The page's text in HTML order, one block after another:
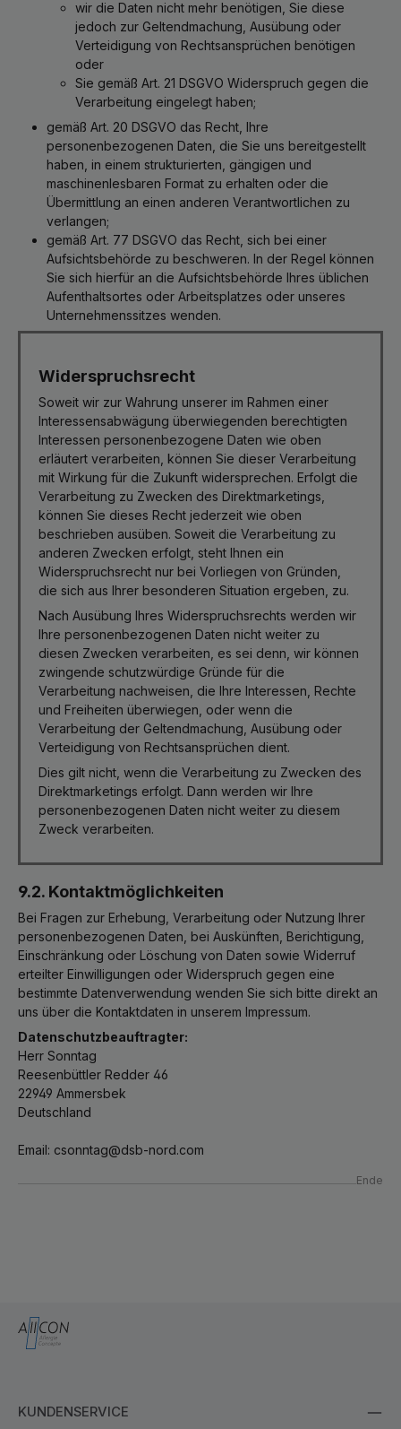
wir die Daten nicht mehr benötigen, Sie diese
jedoch zur Geltendmachung, Ausübung oder
Verteidigung von Rechtsansprüchen benötigen
oder
Sie gemäß Art. 21 DSGVO Widerspruch gegen die
Verarbeitung eingelegt haben;
gemäß Art. 20 DSGVO das Recht, Ihre
personenbezogenen Daten, die Sie uns bereitgestellt
haben, in einem strukturierten, gängigen und
maschinenlesbaren Format zu erhalten oder die
Übermittlung an einen anderen Verantwortlichen zu
verlangen;
gemäß Art. 77 DSGVO das Recht, sich bei einer
Aufsichtsbehörde zu beschweren. In der Regel können
Sie sich hierfür an die Aufsichtsbehörde Ihres üblichen
Aufenthaltsortes oder Arbeitsplatzes oder unseres
Unternehmenssitzes wenden.
Widerspruchsrecht
Soweit wir zur Wahrung unserer im Rahmen einer
Interessensabwägung überwiegenden berechtigten
Interessen personenbezogene Daten wie oben
erläutert verarbeiten, können Sie dieser Verarbeitung
mit Wirkung für die Zukunft widersprechen. Erfolgt die
Verarbeitung zu Zwecken des Direktmarketings,
können Sie dieses Recht jederzeit wie oben
beschrieben ausüben. Soweit die Verarbeitung zu
anderen Zwecken erfolgt, steht Ihnen ein
Widerspruchsrecht nur bei Vorliegen von Gründen,
die sich aus Ihrer besonderen Situation ergeben, zu.
Nach Ausübung Ihres Widerspruchsrechts werden wir
Ihre personenbezogenen Daten nicht weiter zu
diesen Zwecken verarbeiten, es sei denn, wir können
zwingende schutzwürdige Gründe für die
Verarbeitung nachweisen, die Ihre Interessen, Rechte
und Freiheiten überwiegen, oder wenn die
Verarbeitung der Geltendmachung, Ausübung oder
Verteidigung von Rechtsansprüchen dient.
Dies gilt nicht, wenn die Verarbeitung zu Zwecken des
Direktmarketings erfolgt. Dann werden wir Ihre
personenbezogenen Daten nicht weiter zu diesem
Zweck verarbeiten.
9.2. Kontaktmöglichkeiten
Bei Fragen zur Erhebung, Verarbeitung oder Nutzung Ihrer
personenbezogenen Daten, bei Auskünften, Berichtigung,
Einschränkung oder Löschung von Daten sowie Widerruf
erteilter Einwilligungen oder Widerspruch gegen eine
bestimmte Datenverwendung wenden Sie sich bitte direkt an
uns über die Kontaktdaten in unserem Impressum.
Datenschutzbeauftragter:
Herr Sonntag
Reesenbüttler Redder 46
22949 Ammersbek
Deutschland
Email: csonntag@dsb-nord.com
Ende
KUNDENSERVICE